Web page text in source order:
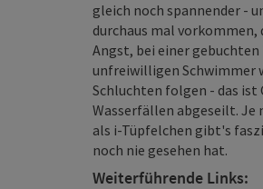
gleich noch spannender -
durchaus mal vorkommen,
Angst, bei einer gebuchten
unfreiwilligen Schwimmer
Schluchten folgen - das
Wasserfällen abgeseilt. Je
als i-Tüpfelchen gibt's
noch nie gesehen hat.
Weiterführende Links: